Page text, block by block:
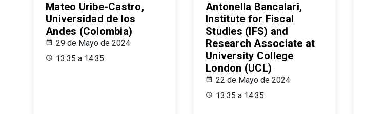
Mateo Uribe-Castro,
Universidad de los
Andes (Colombia)
29 de Mayo de 2024
13:35 a 14:35
Antonella Bancalari,
Institute for Fiscal
Studies (IFS) and
Research Associate at
University College
London (UCL)
22 de Mayo de 2024
13:35 a 14:35